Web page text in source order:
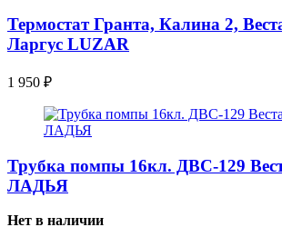
Термостат Гранта, Калина 2,
Ларгус LUZAR
1 950 ₽
Трубка помпы 16кл. ДВС-129
ЛАДЬЯ
Нет в наличии